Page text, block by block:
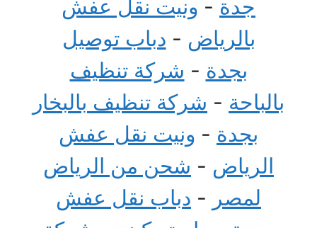
جدة - ونيت نقل عفش
بالرياض - دباب توصيل
بجدة - شركة تنظيف
بالباحة - شركة تنظيف بالبخار
بجدة - ونيت نقل عفش
الرياض - شحن من الرياض
لمصر - دباب نقل عفش